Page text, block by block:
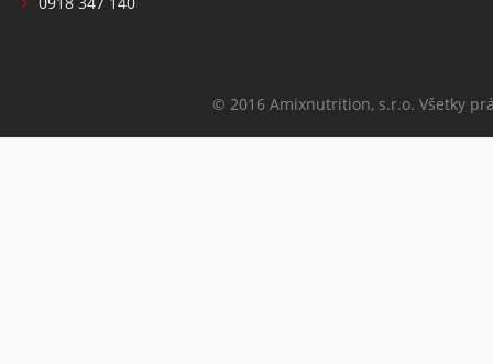
© 2016 Amixnutrition, s.r.o. Všetky